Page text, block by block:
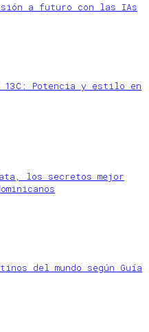
a futuro con las IAs
13C: Potencia y estilo en
los secretos mejor
del mundo según Guía